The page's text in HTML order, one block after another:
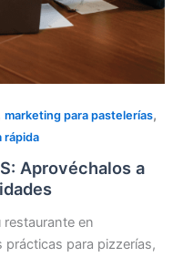
marketing para pastelerías,
rápida
Aprovéchalos a
en
para pizzerías,